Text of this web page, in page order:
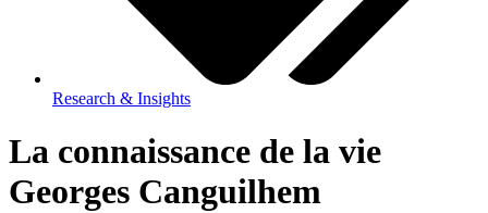
Research & Insights
La connaissance de la vie
Georges Canguilhem